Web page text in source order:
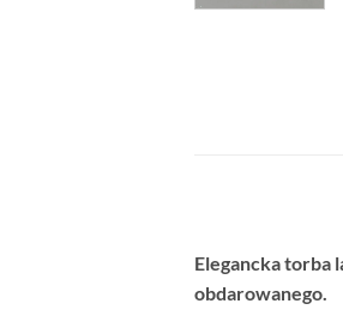
Elegancka torba
obdarowanego.